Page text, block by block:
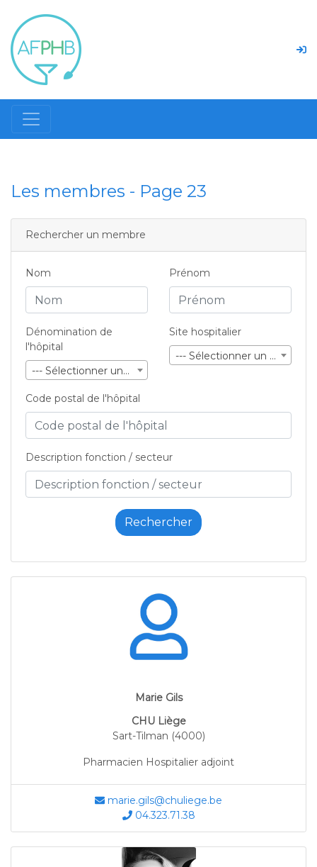
Les membres - Page 23
Rechercher un membre
Nom Prénom
Dénomination de
l'hôpital
--- Sélectionner une société ---
Site hospitalier
--- Sélectionner un site ---
Code postal de l'hôpital
Description fonction / secteur
Rechercher
Marie Gils
CHU Liège
Sart-Tilman (4000)
Pharmacien Hospitalier adjoint
marie.gils@chuliege.be
04.323.71.38